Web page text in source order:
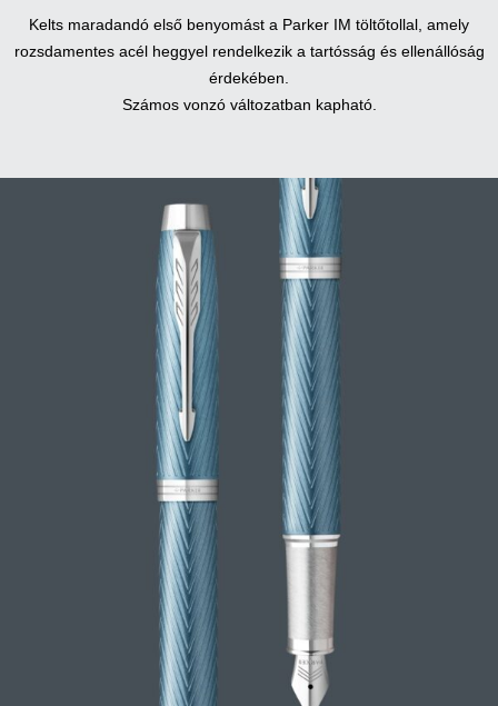
Kelts maradandó első benyomást a Parker IM töltőtollal, amely
rozsdamentes acél heggyel rendelkezik a tartósság és ellenállóság
érdekében.
Számos vonzó változatban kapható.